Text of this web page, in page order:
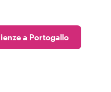
a Portogallo